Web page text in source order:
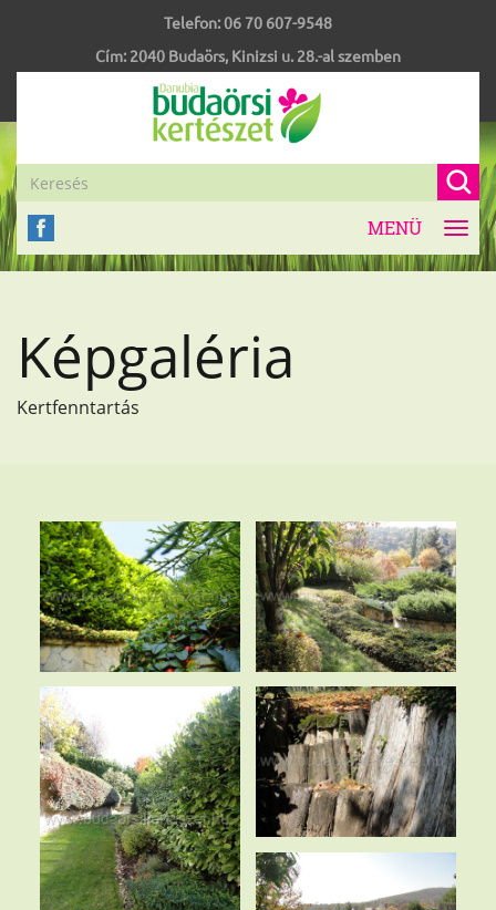
Telefon:06 70 607-9548
Cím: 2040 Budaörs, Kinizsi u. 28.-al szemben
MENÜ
Képgaléria
Kertfenntartás